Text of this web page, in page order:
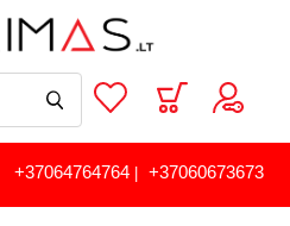
+37064764764| +37060673673